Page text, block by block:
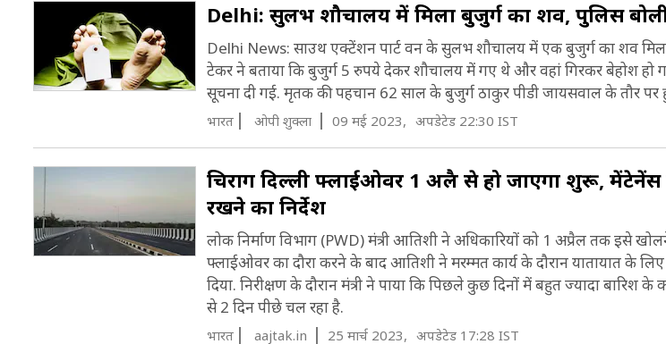
Delhi: सुलभ शौचालय में मिला बुजुर्ग का शव, पुलिस
Delhi News: साउथ एक्टेंशन पार्ट वन के सुलभ शौचालय में एक बुजुर्ग का शव
टेकर ने बताया कि बुजुर्ग 5 रुपये देकर शौचालय में गए थे और वहां गिरकर बेहोश
सूचना दी गई. मृतक की पहचान 62 साल के बुजुर्ग ठाकुर पीडी जायसवाल के तौर पर
भारत ओपी शुक्ला 09 मई 2023, अपडेटेड 22:30 IST
चिराग दिल्ली फ्लाईओवर 1 अप्रैल से हो जाएगा शुरू,
रखने का निर्देश
लोक निर्माण विभाग (PWD) मंत्री आतिशी ने अधिकारियों को 1 अप्रैल तक इसे
फ्लाईओवर का दौरा करने के बाद आतिशी ने मरम्मत कार्य के दौरान यातायात के
दिया. निरीक्षण के दौरान मंत्री ने पाया कि पिछले कुछ दिनों में बहुत ज्यादा बारिश
से 2 दिन पीछे चल रहा है.
भारत aajtak.in 25 मार्च 2023, अपडेटेड 17:28 IST